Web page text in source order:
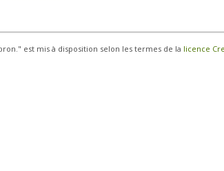
est mis à disposition selon les termes de la licence